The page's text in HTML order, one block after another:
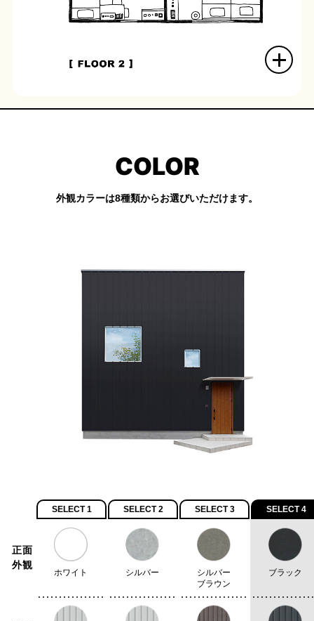
COLOR
外観カラーは8種類からお選びいただけます。
SELECT 1 SELECT 2 SELECT 3 SELECT 4
正面
外観
ホワイト シルバー
シルバー
ブラウン
ブラック